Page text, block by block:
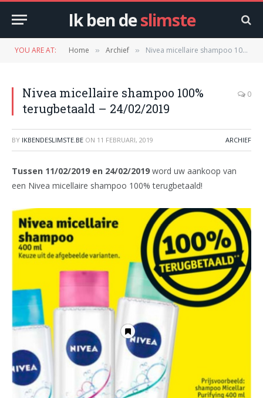
Ik ben deslimste
YOU ARE AT: Home » Archief » Nivea micellaire shampoo 100% terugbetaald – 24/02/2019
Nivea micellaire shampoo 100%
terugbetaald – 24/02/2019
0
BY IKBENDESLIMSTE.BE ON 11 FEBRUARI, 2019 ARCHIEF
Tussen 11/02/2019 en 24/02/2019 word uw aankoop van
een Nivea micellaire shampoo 100% terugbetaald!